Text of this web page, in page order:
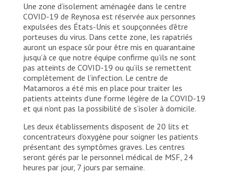
Une zone d’isolement aménagée dans le centre
COVID-19 de Reynosa est réservée aux personnes
expulsées des États-Unis et soupçonnées d’être
porteuses du virus. Dans cette zone, les rapatriés
auront un espace sûr pour être mis en quarantaine
jusqu’à ce que notre équipe confirme qu’ils ne sont
pas atteints de COVID-19 ou qu’ils se remettent
complètement de l’infection. Le centre de
Matamoros a été mis en place pour traiter les
patients atteints d’une forme légère de la COVID-19
et qui n’ont pas la possibilité de s’isoler à domicile.
Les deux établissements disposent de 20 lits et
concentrateurs d’oxygène pour soigner les patients
présentant des symptômes graves. Les centres
seront gérés par le personnel médical de MSF, 24
heures par jour, 7 jours par semaine.